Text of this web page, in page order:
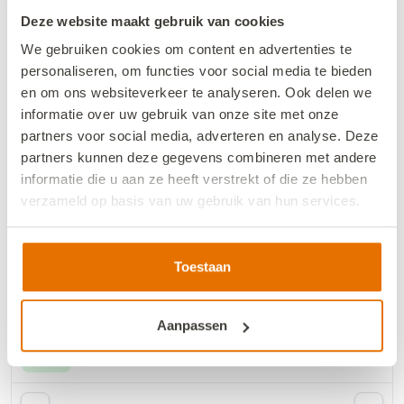
Deze website maakt gebruik van cookies
We gebruiken cookies om content en advertenties te
personaliseren, om functies voor social media te bieden
en om ons websiteverkeer te analyseren. Ook delen we
informatie over uw gebruik van onze site met onze
partners voor social media, adverteren en analyse. Deze
partners kunnen deze gegevens combineren met andere
informatie die u aan ze heeft verstrekt of die ze hebben
verzameld op basis van uw gebruik van hun services.
We werken samen met13 derdendie uw gegevens
kunnen ontvangen en verwerken.
Toestaan
Aanpassen
August 2026
Mo Tu We Th Fr Sa
1
2
3
4 5 6 7 8
9
10
11 12 13 14 15
16
20
31